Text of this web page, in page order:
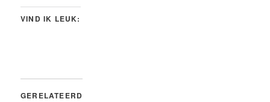
VIND IK LEUK:
GERELATEERD